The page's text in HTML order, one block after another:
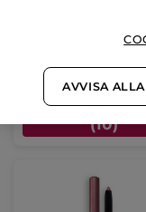
-50% vid köp av
VÄLJ DIN
(10)
AVVISA ALLA